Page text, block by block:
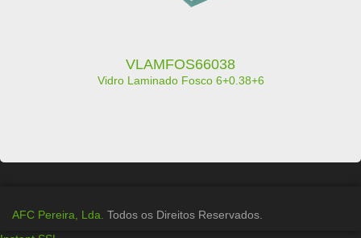
VLAMFOS66038
Vidro Laminado Fosco 6+0.38+6
AFC Pereira, Lda. Todos os Direitos Reservados.